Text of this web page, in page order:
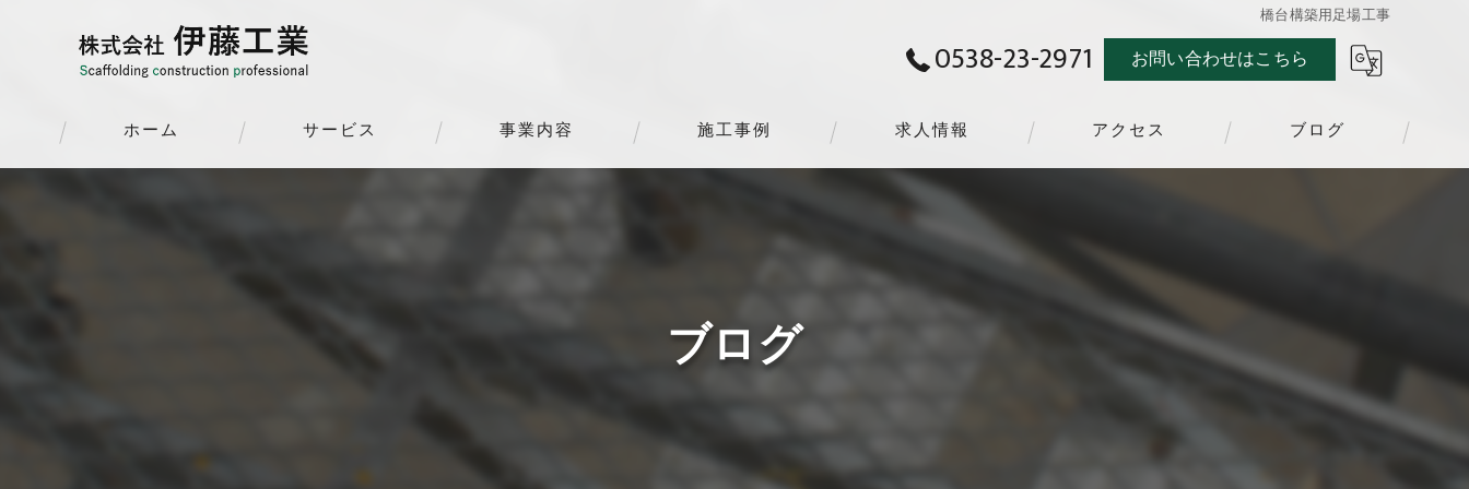
橋台構築用足場工事
0538-23-2971 お問い合わせはこちら
ホーム サービス 事業内容 施工事例 求人情報 アクセス ブログ
ブログ